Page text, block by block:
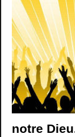
notre